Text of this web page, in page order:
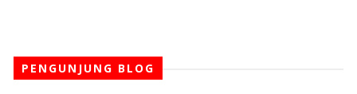
PENGUNJUNG BLOG